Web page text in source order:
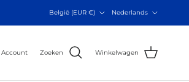
België (EUR €)
Nederlands
Account Zoeken Winkelwagen